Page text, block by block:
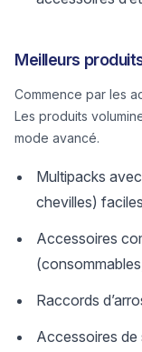
Meilleurs
Commence par les
Les produits
mode avancé.
Multipacks
chevilles)
Accessoires
Raccords
Accessoires de